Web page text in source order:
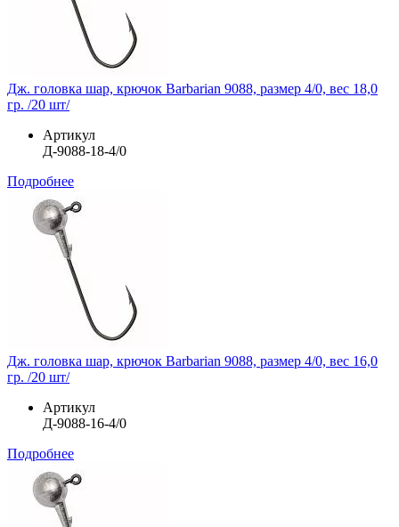
Дж. головка шар, крючок Barbarian 9088, размер 4/0, вес 18,0
гр. /20 шт/
Артикул
Д-9088-18-4/0
Подробнее
Дж. головка шар, крючок Barbarian 9088, размер 4/0, вес 16,0
гр. /20 шт/
Артикул
Д-9088-16-4/0
Подробнее